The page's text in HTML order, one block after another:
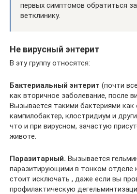
первых симптомов обратиться
ветклинику.
Не вирусный энтерит
В эту группу относятся:
Бактериальный энтерит (почти
как вторичное заболевание, после
Вызывается такими бактериями как
кампилобактер, клостридиум и
что и при вирусном, зачастую
животе.
Паразитарный. Вызывается
паразитирующими в тонком отделе
стоит исключать , даже если вы
профилактическую